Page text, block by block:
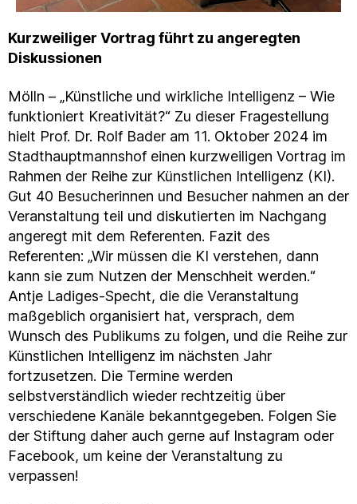
Kurzweiliger Vortrag führt zu angeregten
Diskussionen
Mölln – „Künstliche und wirkliche Intelligenz – Wie
funktioniert Kreativität?“ Zu dieser Fragestellung
hielt Prof. Dr. Rolf Bader am 11. Oktober 2024 im
Stadthauptmannshof einen kurzweiligen Vortrag im
Rahmen der Reihe zur Künstlichen Intelligenz (KI).
Gut 40 Besucherinnen und Besucher nahmen an der
Veranstaltung teil und diskutierten im Nachgang
angeregt mit dem Referenten. Fazit des
Referenten: „Wir müssen die KI verstehen, dann
kann sie zum Nutzen der Menschheit werden.“
Antje Ladiges-Specht, die die Veranstaltung
maßgeblich organisiert hat, versprach, dem
Wunsch des Publikums zu folgen, und die Reihe zur
Künstlichen Intelligenz im nächsten Jahr
fortzusetzen. Die Termine werden
selbstverständlich wieder rechtzeitig über
verschiedene Kanäle bekanntgegeben. Folgen Sie
der Stiftung daher auch gerne auf Instagram oder
Facebook, um keine der Veranstaltung zu
verpassen!